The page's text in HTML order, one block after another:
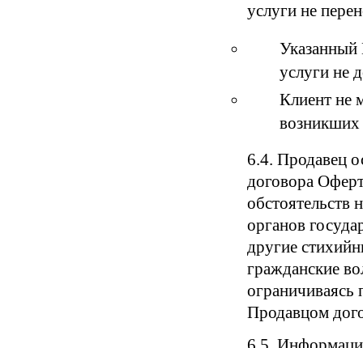
услуги не
Указанный
услуги не
Клиент не
возникших
6.4. Продавец
договора
органов
другие
гражданские
ограничиваясь
Продавцом